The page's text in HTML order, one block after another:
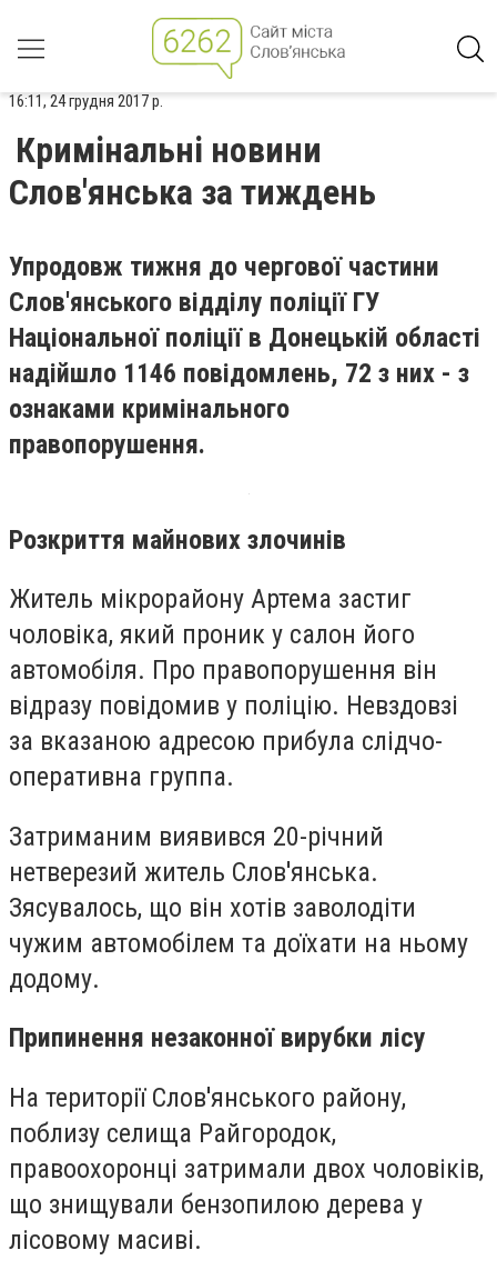
16:11, 24 грудня 2017 р.
Кримінальні новини
Слов'янська за тиждень
Упродовж тижня до чергової частини
Слов'янського відділу поліції ГУ
Національної поліції в Донецькій області
надійшло 1146 повідомлень, 72 з них - з
ознаками кримінального
правопорушення.
Розкриття майнових злочинів
Житель мікрорайону Артема застиг
чоловіка, який проник у салон його
автомобіля. Про правопорушення він
відразу повідомив у поліцію. Невздовзі
за вказаною адресою прибула слідчо-
оперативна группа.
Затриманим виявився 20-річний
нетверезий житель Слов'янська.
Зясувалось, що він хотів заволодіти
чужим автомобілем та доїхати на ньому
додому.
Припинення незаконної вирубки лісу
На території Слов'янського району,
поблизу селища Райгородок,
правоохоронці затримали двох чоловіків,
що знищували бензопилою дерева у
лісовому масиві.